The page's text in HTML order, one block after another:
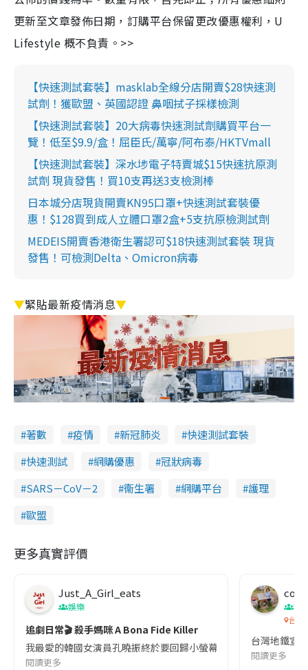
更新至文章發佈日期，訂購平台保留更改優惠權利，U
Lifestyle 概不負責。>>
【快速測試套裝】masklab全線分店開賣$28快速測
試劑！獲歐盟、英國認證 鼻咽拭子採樣檢測
【快速測試套裝】20大病毒快速測試劑購買平台一
覽！低至$9.9/盒！屈臣氏/萬寧/阿布泰/HKTVmall
【快速測試套裝】深水埗電子特賣城$15快速抗原測
試劑 現貨發售！買10支再送3支檢測棒
日本城分店現貨開賣KN95口罩+快速測試套裝優
惠！$128買到成人立體口罩2盒+5支抗原檢測試劑
MEDEIS開賣香港衛生署認可$18快速測試套裝 現貨
發售！可檢測Delta、Omicron病毒
▼緊貼最新疫情消息▼
著數 疫情 新冠肺炎
快速測試套裝
快速測試
網購優惠
冠狀病毒
SARS－CoV－2
衞生署 網購平台
護理
歐盟
更多真實評價
Just_A_Girl_eats
娛樂
追劇日常🎬 殺手媽咪 A Bona Fide Killer
我最愛的韓國女演員孔曉振終於要回歸小螢幕啦!這次的劇本改編
閱讀更多
co
吹
台灣
台灣地鐵宣
閱讀更多